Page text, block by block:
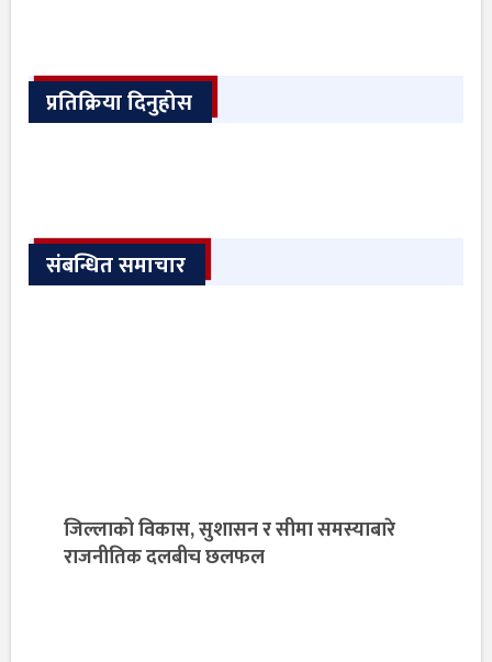
प्रतिक्रिया दिनुहोस
संबन्धित समाचार
जिल्लाको विकास, सुशासन र सीमा समस्याबारे
राजनीतिक दलबीच छलफल